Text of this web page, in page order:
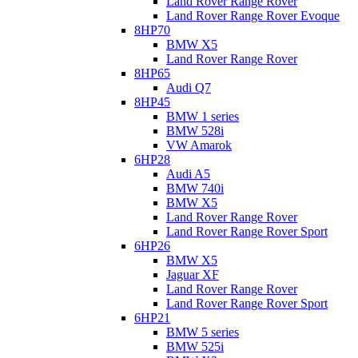
Land Rover Range Rover Evoque
8HP70
BMW X5
Land Rover Range Rover
8HP65
Audi Q7
8HP45
BMW 1 series
BMW 528i
VW Amarok
6HP28
Audi A5
BMW 740i
BMW X5
Land Rover Range Rover
Land Rover Range Rover Sport
6HP26
BMW X5
Jaguar XF
Land Rover Range Rover
Land Rover Range Rover Sport
6HP21
BMW 5 series
BMW 525i
19.06.2023 0
Недолив или перелив масла в АКПП. Насколько
это опасно и на что влияет.
Может ли недолив или перелив масла в трансмиссию быть
причиной «пинков» коробки. Рассмотрим все вопросы и
проблемы, связанные с недоливом и переливом масла в
АКПП. Недолив масла. В корпусе коробки передач
расположены множественные узлы трансмиссии. Снизу
АКПП крепится гидроблок, ниже расположен фильтр, а еще
ниже — место, через которое всасывается масло в коробку —
13.06.2023
АКПП FNR5 Mazda CX-7
Сегодня рассмотрим 5-ступенчатую трансмиссию FNR5
Mazda CX-7. Как всегда, изучим конструкцию данной АКПП,
основные неисправности, вопросы эксплуатации,
обслуживания, покупки коробки б/у и вызова эвакуатора.